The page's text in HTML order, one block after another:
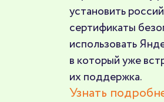
установить
сертификаты
использовать
в который уже
их поддержка.
Узнать